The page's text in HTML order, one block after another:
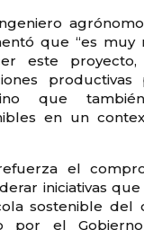
que “es muy
este
productivas
que
en un
el
iniciativas
sostenible del
por el